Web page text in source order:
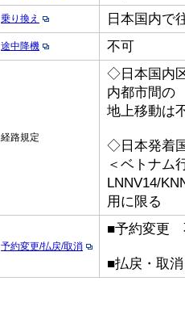
乗り換え 日本国内で
途中降機 不可
経路規定
◇日本国内
内都市間の
地上移動は
◇日本発着
＜ベトナム
LNNV14/
用に限る
予約変更/払戻/取消
■予約変更
■払戻・取